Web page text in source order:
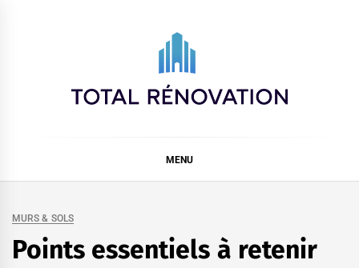
MENU
MURS & SOLS
Points essentiels à retenir